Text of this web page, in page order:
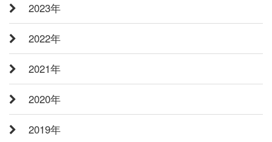
2023年
2022年
2021年
2020年
2019年